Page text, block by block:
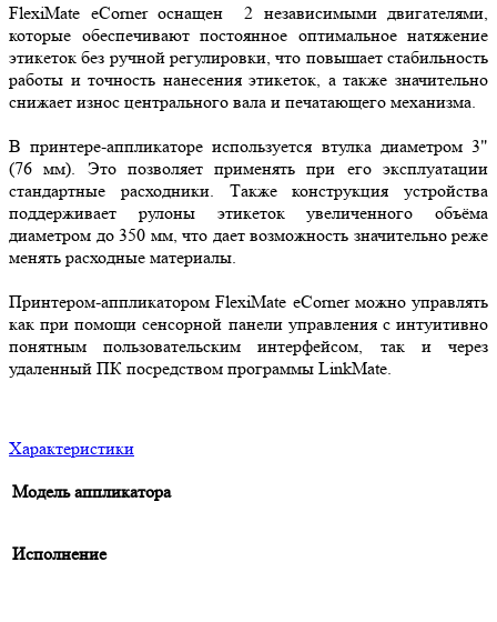
FlexiMate eCorner оснащен 2 независимыми двигателями,
которые обеспечивают постоянное оптимальное натяжение
этикеток без ручной регулировки, что повышает стабильность
работы и точность нанесения этикеток, а также значительно
снижает износ центрального вала и печатающего механизма.
В принтере-аппликаторе используется втулка диаметром 3"
(76 мм). Это позволяет применять при его эксплуатации
стандартные расходники. Также конструкция устройства
поддерживает рулоны этикеток увеличенного объёма
диаметром до 350 мм, что дает возможность значительно реже
менять расходные материалы.
Принтером-аппликатором FlexiMate eCorner можно управлять
как при помощи сенсорной панели управления с интуитивно
понятным пользовательским интерфейсом, так и через
удаленный ПК посредством программы LinkMate.
Характеристики
Модель аппликатора
Исполнение